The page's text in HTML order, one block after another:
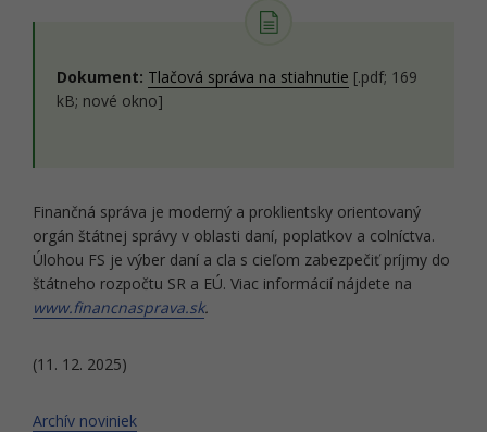
Dokument: Tlačová správa na stiahnutie [.pdf; 169
kB; nové okno]
Finančná správa je moderný a proklientsky orientovaný
orgán štátnej správy v oblasti daní, poplatkov a colníctva.
Úlohou FS je výber daní a cla s cieľom zabezpečiť príjmy do
štátneho rozpočtu SR a EÚ. Viac informácií nájdete na
www.financnasprava.sk.
(11. 12. 2025)
Archív noviniek